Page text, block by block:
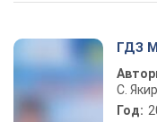
ГДЗ
С.
Год: